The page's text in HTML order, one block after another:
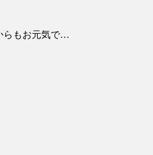
らもお元気で…